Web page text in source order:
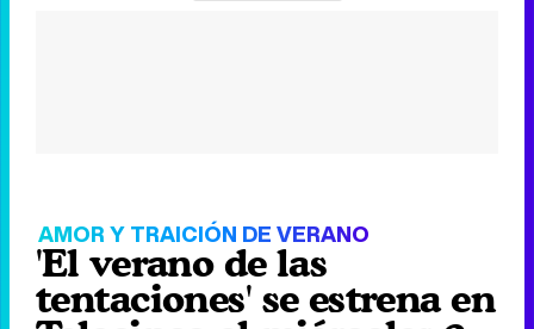
Video
Player
loading.